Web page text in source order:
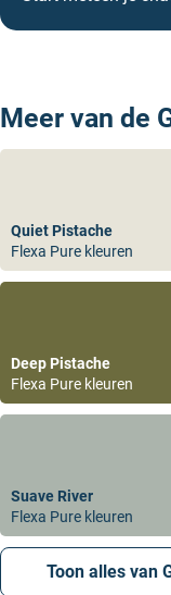
zakelijk
Meer van de
Quiet Pistache
Flexa Pure kleuren
Deep Pistache
Flexa Pure kleuren
Suave River
Flexa Pure kleuren
Toon alles van